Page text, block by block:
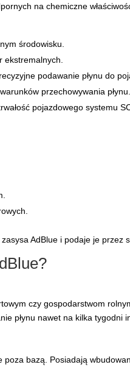
na chemiczne
środowisku.
ekstremalnych.
podawanie płynu do
przechowywania płynu.
pojazdowego systemu
AdBlue i podaje je przez
czy gospodarstwom
płynu nawet na kilka tygodni
bazą. Posiadają